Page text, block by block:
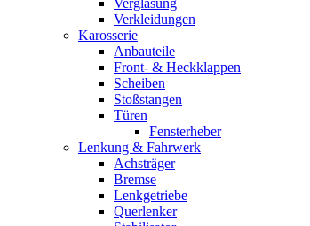
Verglasung
Verkleidungen
Karosserie
Anbauteile
Front- & Heckklappen
Scheiben
Stoßstangen
Türen
Fensterheber
Lenkung & Fahrwerk
Achsträger
Bremse
Lenkgetriebe
Querlenker